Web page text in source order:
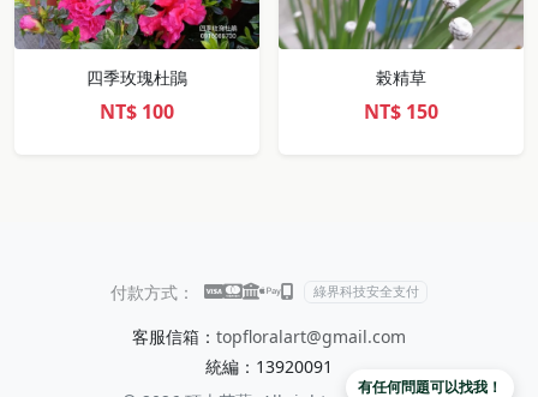
四季玫瑰杜鵑
NT$ 100
榖精草
NT$ 150
付款方式： 綠界科技安全支付
客服信箱： topfloralart@gmail.com
統編：13920091
有任何問題可以找我！